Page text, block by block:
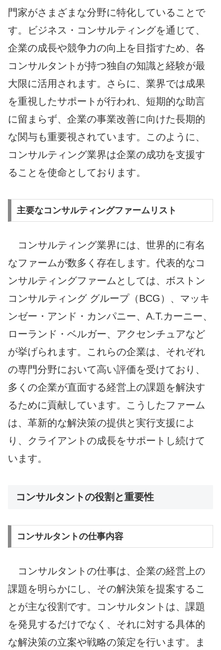
門家がさまざまな分野に特化していることで
す。ビジネス・コンサルティングを通じて、
企業の成長や競争力の向上を目指すため、各
コンサルタントが持つ独自の知識と経験が最
大限に活用されます。さらに、業界では成果
を重視したサポートが行われ、短期的な助言
に留まらず、企業の事業改善に向けた長期的
な関与も重要視されています。このように、
コンサルティング業界は企業の成功を支援す
ることを使命としております。
主要なコンサルティングファームリスト
コンサルティング業界には、世界的に有名
なファームが数多く存在します。代表的なコ
ンサルティングファームとしては、ボストン
コンサルティング グループ（BCG）、マッキ
ンゼー・アンド・カンパニー、A.T.カーニー、
ローランド・ベルガー、アクセンチュアなど
が挙げられます。これらの企業は、それぞれ
の専門分野において高い評価を受けており、
多くの企業が直面する経営上の課題を解決す
るために貢献しています。こうしたファーム
は、革新的な解決策の提供と実行支援によ
り、クライアントの成長をサポートし続けて
います。
コンサルタントの役割と重要性
コンサルタントの仕事内容
コンサルタントの仕事は、企業の経営上の
課題を明らかにし、その解決策を提案するこ
とが主な役割です。コンサルタントは、課題
を発見するだけでなく、それに対する具体的
な解決策の立案や戦略の策定を行います。ま